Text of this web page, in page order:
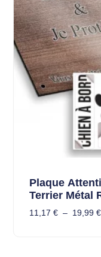
Plaque
Terrier Métal
11,17 € – 19,99 €